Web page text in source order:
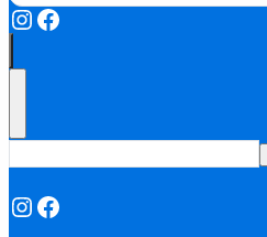
Instagram
Facebook
Instagram
Facebook